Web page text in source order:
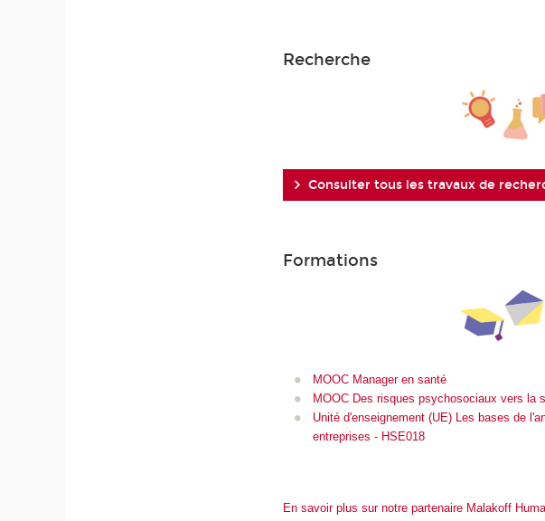
Recherche
Consulter tous les travaux de
Formations
MOOC Manager en santé
MOOC Des risques psychosociaux vers la
Unité d'enseignement (UE) Les bases de
entreprises - HSE018
En savoir plus sur notre partenaire Malakoff